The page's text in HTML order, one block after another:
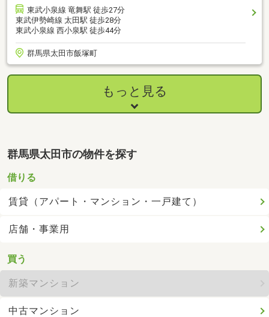
東武小泉線 竜舞駅 徒歩27分
東武伊勢崎線 太田駅 徒歩28分
東武小泉線 西小泉駅 徒歩44分
群馬県太田市飯塚町
もっと見る
群馬県太田市の物件を探す
借りる
賃貸（アパート・マンション・一戸建て）
店舗・事業用
買う
新築マンション
中古マンション